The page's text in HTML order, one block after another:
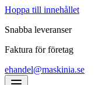
Hoppa till innehållet
Snabba leveranser
Faktura för företag
ehandel@maskinia.se